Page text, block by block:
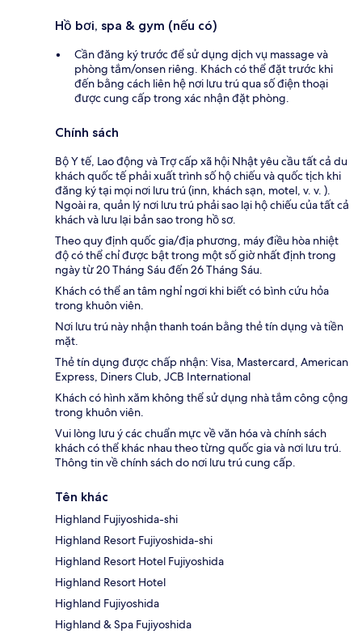
Hồ bơi, spa & gym (nếu có)
Cần đăng ký trước để sử dụng dịch vụ massage và
phòng tắm/onsen riêng. Khách có thể đặt trước khi
đến bằng cách liên hệ nơi lưu trú qua số điện thoại
được cung cấp trong xác nhận đặt phòng.
Chính sách
Bộ Y tế, Lao động và Trợ cấp xã hội Nhật yêu cầu tất cả du
khách quốc tế phải xuất trình số hộ chiếu và quốc tịch khi
đăng ký tại mọi nơi lưu trú (inn, khách sạn, motel, v. v. ).
Ngoài ra, quản lý nơi lưu trú phải sao lại hộ chiếu của tất cả
khách và lưu lại bản sao trong hồ sơ.
Theo quy định quốc gia/địa phương, máy điều hòa nhiệt
độ có thể chỉ được bật trong một số giờ nhất định trong
ngày từ 20 Tháng Sáu đến 26 Tháng Sáu.
Khách có thể an tâm nghỉ ngơi khi biết có bình cứu hỏa
trong khuôn viên.
Nơi lưu trú này nhận thanh toán bằng thẻ tín dụng và tiền
mặt.
Thẻ tín dụng được chấp nhận: Visa, Mastercard, American
Express, Diners Club, JCB International
Khách có hình xăm không thể sử dụng nhà tắm công cộng
trong khuôn viên.
Vui lòng lưu ý các chuẩn mực về văn hóa và chính sách
khách có thể khác nhau theo từng quốc gia và nơi lưu trú.
Thông tin về chính sách do nơi lưu trú cung cấp.
Tên khác
Highland Fujiyoshida-shi
Highland Resort Fujiyoshida-shi
Highland Resort Hotel Fujiyoshida
Highland Resort Hotel
Highland Fujiyoshida
Highland & Spa Fujiyoshida